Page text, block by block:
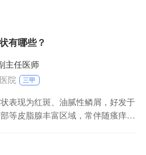
有哪些？
主任医师
院
三甲
表现为红斑、油腻性鳞屑，好发于
等皮脂腺丰富区域，常伴随瘙痒或